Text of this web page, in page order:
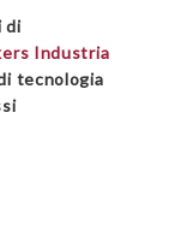
di
Industria
tecnologia